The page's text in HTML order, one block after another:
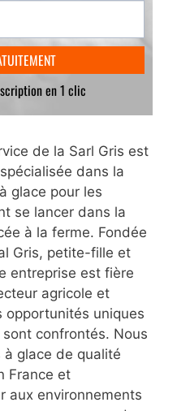
de la Sarl Gris est
dans la
glace pour les
se lancer dans la
à la ferme. Fondée
Gris, petite-fille et
entreprise est fière
agricole et
opportunités uniques
confrontés. Nous
à glace de qualité
France et
aux environnements